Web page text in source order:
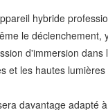
hybride
le déclenchement,
d'immersion dans
et les hautes
davantage adapté